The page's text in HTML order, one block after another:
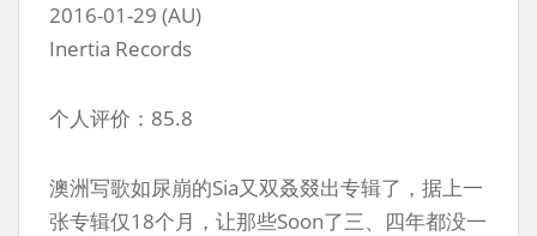
2016-01-29 (AU)
Inertia Records
个人评价：85.8
澳洲写歌如尿崩的Sia又双叒叕出专辑了，据上一
张专辑仅18个月，让那些Soon了三、四年都没一